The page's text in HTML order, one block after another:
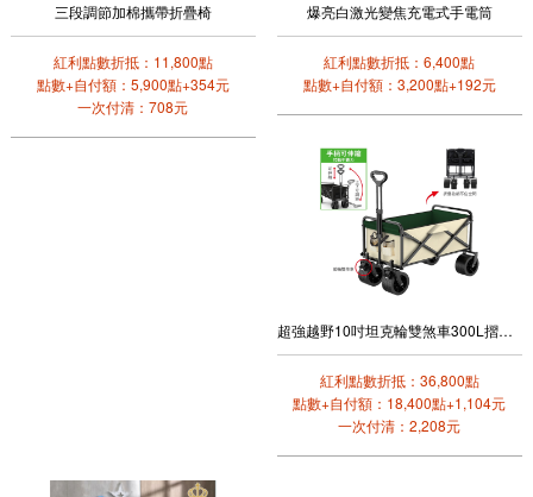
三段調節加棉攜帶折疊椅
紅利點數折抵：11,800點
點數+自付額：5,900點+354元
一次付清：708元
爆亮白激光變焦充電式手電筒
紅利點數折抵：6,400點
點數+自付額：3,200點+192元
超強越野10吋坦克輪雙煞車300L摺疊露營車
紅利點數折抵：36,800點
點數+自付額：18,400點+1,104元
一次付清：2,208元